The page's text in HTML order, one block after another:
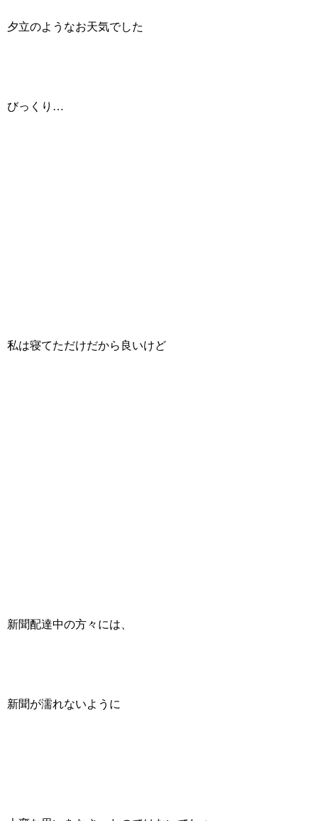
夕立のようなお天気でした
びっくり…
私は寝てただけだから良いけど
新聞配達中の方々には、
新聞が濡れないように